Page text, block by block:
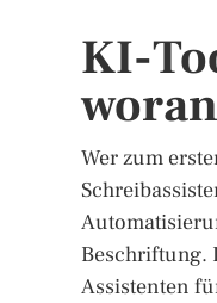
KI-
Wer zum
Beschriftung.
Assistenten